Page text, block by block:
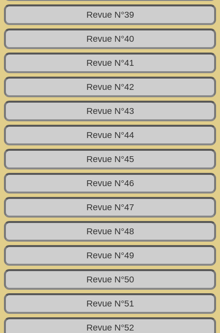
Revue N°39
Revue N°40
Revue N°41
Revue N°42
Revue N°43
Revue N°44
Revue N°45
Revue N°46
Revue N°47
Revue N°48
Revue N°49
Revue N°50
Revue N°51
Revue N°52